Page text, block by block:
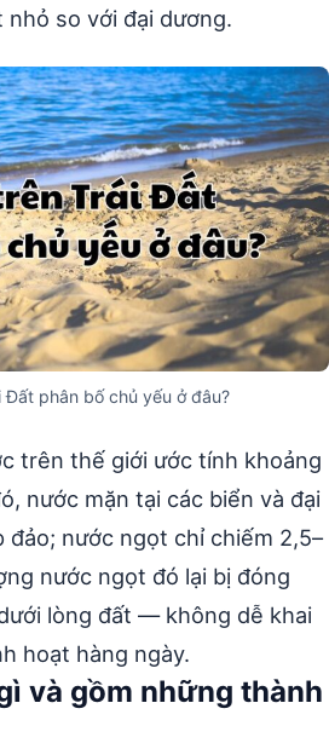
so với đại dương.
Đất phân bố chủ yếu ở đâu?
trên thế giới ước tính khoảng
nước mặn tại các biển và đại
đảo; nước ngọt chỉ chiếm 2,5–
nước ngọt đó lại bị đóng
lòng đất — không dễ khai
hoạt hàng ngày.
và gồm những thành